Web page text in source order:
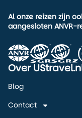
Al onze reizen zijn
aangesloten ANVR-
Over
Blog
Contact